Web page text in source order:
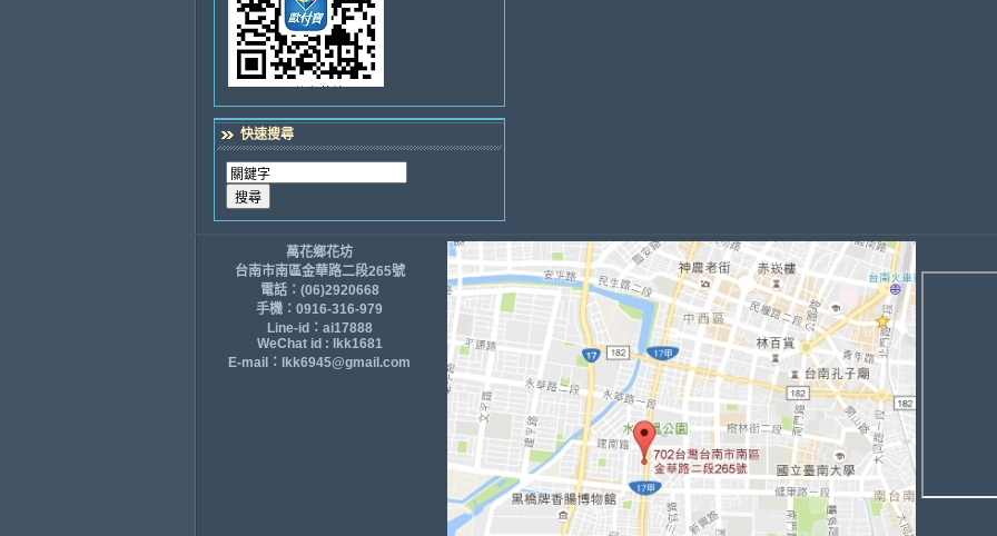
快速搜尋
萬花鄉花坊
台南市南區金華路二段265號
電話：(06)2920668
手機：0916-316-979
Line-id：ai17888
WeChat id : lkk1681
E-mail：lkk6945@gmail.com